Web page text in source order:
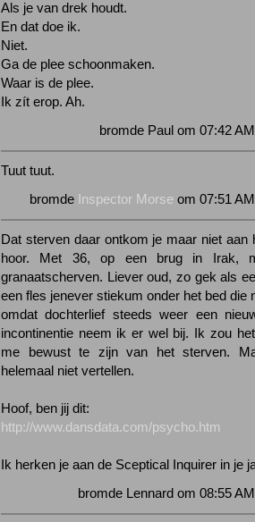
Als je van drek houdt.
En dat doe ik.
Niet.
Ga de plee schoonmaken.
Waar is de plee.
Ik zít erop. Ah.
bromde Paul om 07:42
Tuut tuut.
bromde Inspector Morse om 07:51
Dat sterven daar ontkom je maar niet aan
hoor. Met 36, op een brug in Irak,
granaatscherven. Liever oud, zo gek als
een fles jenever stiekum onder het bed die
omdat dochterlief steeds weer een
incontinentie neem ik er wel bij. Ik zou
me bewust te zijn van het sterven.
helemaal niet vertellen.
Hoof, ben jij dit:
http://www.dansdata.com/psycho.htm
Ik herken je aan de Sceptical Inquirer in je
bromde Lennard om 08:55